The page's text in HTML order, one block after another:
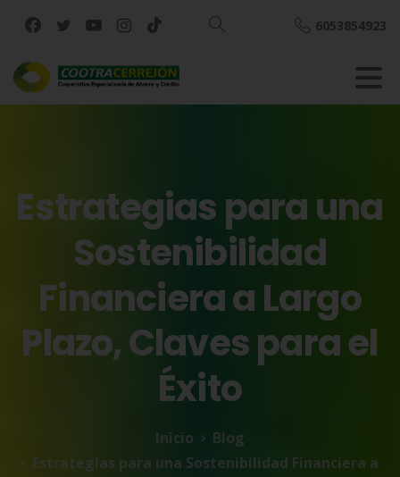
Buscar
6053854923
Estrategiasparauna
Sostenibilidad
FinancieraaLargo
Plazo,Clavesparael
Éxito
Inicio
Blog
Estrategias para una Sostenibilidad Financiera a